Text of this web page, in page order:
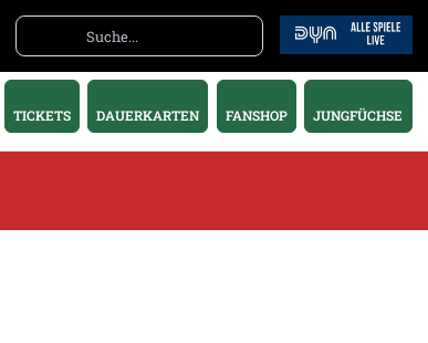
TICKETS DAUERKARTEN FANSHOP JUNGFÜCHSE